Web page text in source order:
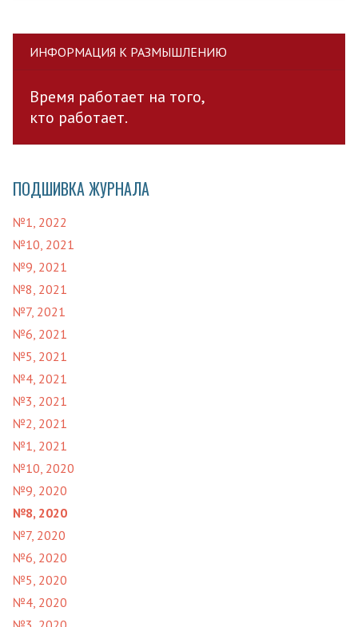
ИНФОРМАЦИЯ К РАЗМЫШЛЕНИЮ
Время работает на того,
кто работает.
ПОДШИВКА ЖУРНАЛА
№1, 2022
№10, 2021
№9, 2021
№8, 2021
№7, 2021
№6, 2021
№5, 2021
№4, 2021
№3, 2021
№2, 2021
№1, 2021
№10, 2020
№9, 2020
№8, 2020
№7, 2020
№6, 2020
№5, 2020
№4, 2020